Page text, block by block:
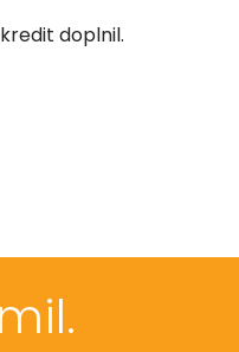
doplnil.